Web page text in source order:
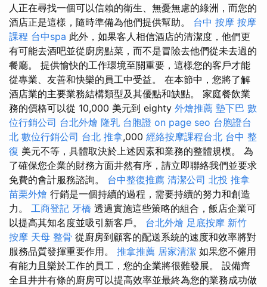
人正在尋找一個可以信賴的衛生、無憂無慮的綠洲，而您的
酒店正是這樣，隨時準備為他們提供幫助。 台中 按摩 按摩
課程 台中spa 此外，如果客人相信酒店的清潔度，他們更
有可能去酒吧並從廚房點菜，而不是冒險去他們從未去過的
餐廳。 提供愉快的工作環境至關重要，這樣您的客戶才能
從專業、友善和快樂的員工中受益。 在本節中，您將了解
酒店業的主要業務結構類型及其優點和缺點。 家庭餐飲業
務的價格可以從 10,000 美元到 eighty 外燴推薦 墊下巴 數
位行銷公司 台北外燴 隆乳 台胞證 on page seo 台胞證台
北 數位行銷公司 台北 推拿,000 經絡按摩課程台北 台中 整
復 美元不等，具體取決於上述因素和業務的整體規模。 為
了確保您企業的財務方面井然有序，請立即聯絡我們並要求
免費的會計服務諮詢。 台中整復推薦 清潔公司 北投 推拿
苗栗外燴 行銷是一個持續的過程，需要持續的努力和創造
力。 工商登記 牙橋 透過實施這些策略的組合，飯店企業可
以提高其知名度並吸引新客戶。 台北外燴 足底按摩 新竹
按摩 天母 整骨 從廚房到顧客的配送系統的速度和效率將對
服務品質發揮重要作用。 推拿推薦 居家清潔 如果您不僱用
有能力且樂於工作的員工，您的企業將很難發展。 設備齊
全且井井有條的廚房可以提高效率並最終為您的業務成功做